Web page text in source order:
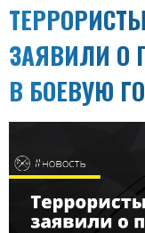
ЗАЯВИЛИ О
В БОЕВУЮ